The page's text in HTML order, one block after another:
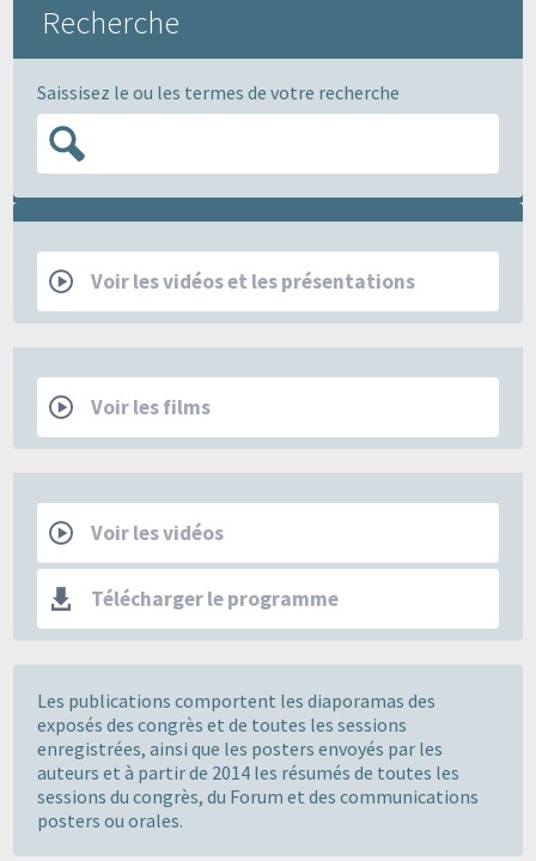
Recherche
Saissisez le ou les termes de votre recherche
RCP
Voir les vidéos et les présentations
Films
Voir les films
Les Mercredis de la SFSPM
Voir les vidéos
Télécharger le programme
Les publications comportent les diaporamas des
exposés des congrès et de toutes les sessions
enregistrées, ainsi que les posters envoyés par les
auteurs et à partir de 2014 les résumés de toutes les
sessions du congrès, du Forum et des communications
posters ou orales.